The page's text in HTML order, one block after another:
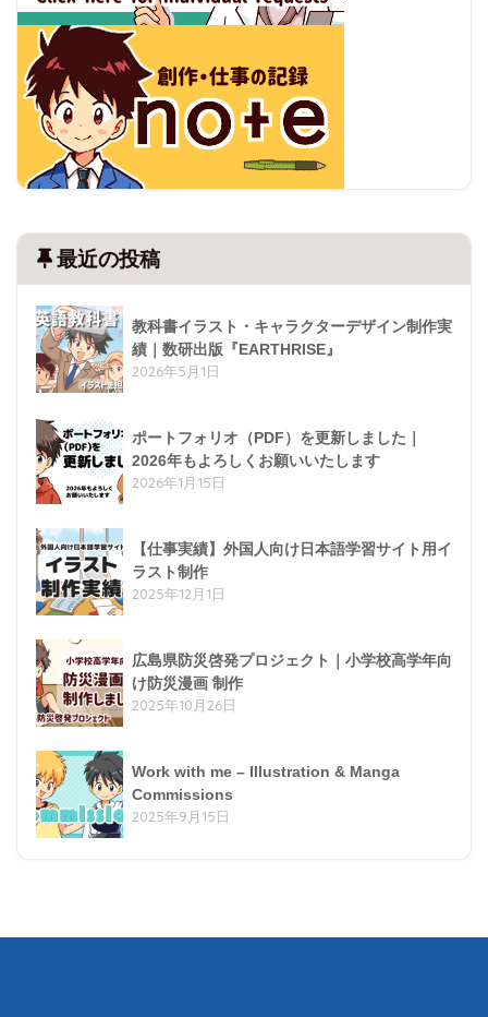
最近の投稿
教科書イラスト・キャラクターデザイン制作実
績｜数研出版『EARTHRISE』
2026年5月1日
ポートフォリオ（PDF）を更新しました｜
2026年もよろしくお願いいたします
2026年1月15日
【仕事実績】外国人向け日本語学習サイト用イ
ラスト制作
2025年12月1日
広島県防災啓発プロジェクト｜小学校高学年向
け防災漫画 制作
2025年10月26日
Work with me – Illustration & Manga
Commissions
2025年9月15日